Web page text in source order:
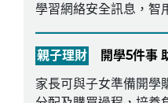
學習網絡安全訊息，智
親子理財
開學5件事
家長可與子女準備開學